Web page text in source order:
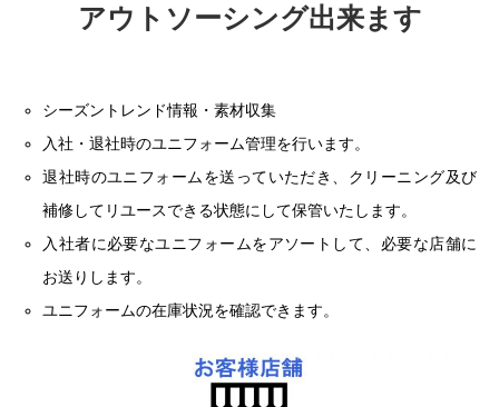
アウトソーシング出来ます
シーズントレンド情報・素材収集
入社・退社時のユニフォーム管理を行います。
退社時のユニフォームを送っていただき、クリーニング及び
補修してリユースできる状態にして保管いたします。
入社者に必要なユニフォームをアソートして、必要な店舗に
お送りします。
ユニフォームの在庫状況を確認できます。